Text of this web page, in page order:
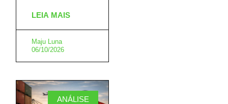
LEIA MAIS
Maju Luna
06/10/2026
ANÁLISE